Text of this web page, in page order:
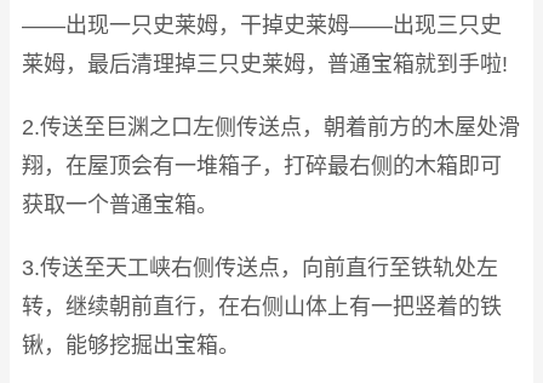
——出现一只史莱姆，干掉史莱姆——出现三只史
莱姆，最后清理掉三只史莱姆，普通宝箱就到手啦!
2.传送至巨渊之口左侧传送点，朝着前方的木屋处滑
翔，在屋顶会有一堆箱子，打碎最右侧的木箱即可
获取一个普通宝箱。
3.传送至天工峡右侧传送点，向前直行至铁轨处左
转，继续朝前直行，在右侧山体上有一把竖着的铁
锹，能够挖掘出宝箱。